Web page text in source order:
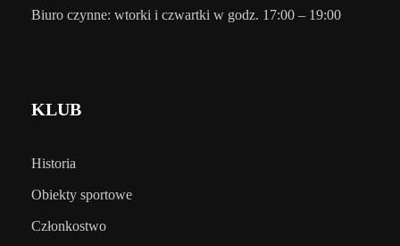
Biuro czynne: wtorki i czwartki w godz. 17:00 – 19:00
KLUB
Historia
Obiekty sportowe
Członkostwo